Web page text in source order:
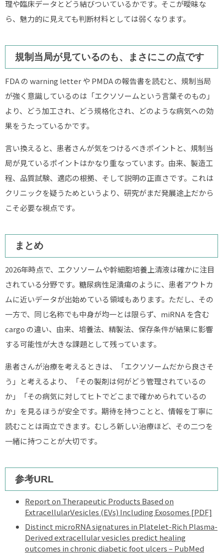
理や臨床データとどう結びついているかです。そこが曖昧な
ら、魅力的に見えても判断材料としては弱くなります。
規制当局が見ているのも、まさにこの点です
FDA の warning letter や PMDA の報告書を読むと、規制当局
が強く意識しているのは「エクソソームという言葉そのもの」
より、どう加工され、どう規格化され、どのような病気への効
果をうたっているかです。
言い換えると、患者さんが気をつけるべきポイントと、規制当
局が見ているポイントはかなり重なっています。由来、製造工
程、品質試験、適応の根拠、そして説明の正直さです。これは
クリニックを疑うためというより、研究がまだ発展途上だから
こそ必要な視点です。
まとめ
2026年時点で、エクソソームや幹細胞培養上清液は確かに注目
されている分野です。糖尿病性足潰瘍のように、患者アウトカ
ムに近いデータが出始めている領域もあります。ただし、その
一方で、同じ名称でも中身が均一とは限らず、miRNA を含む
cargo の違い、由来、培養法、精製法、保存条件が結果に影響
する可能性が大きな課題として残っています。
患者さんが治療を考えるときは、「エクソソームだから良さそ
う」と考えるより、「その製剤は何がどう管理されているの
か」「その病気に対してヒトでどこまで確かめられているの
か」を見るほうが安全です。期待を持つことと、情報を丁寧に
読むことは両立できます。むしろ新しい治療ほど、その二つを
一緒に持つことが大切です。
参考URL
Report on Therapeutic Products Based on
ExtracellularVesicles (EVs) Including Exosomes [PDF]
Distinct microRNA signatures in Platelet-Rich Plasma-
Derived extracellular vesicles predict healing
outcomes in chronic diabetic foot ulcers – PubMed